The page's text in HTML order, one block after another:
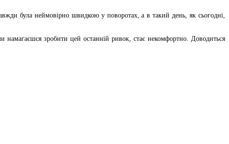
була неймовірно швидкою у поворотах, а в такий день, як сьогодні,
намагаєшся зробити цей останній ривок, стає некомфортно. Доводиться